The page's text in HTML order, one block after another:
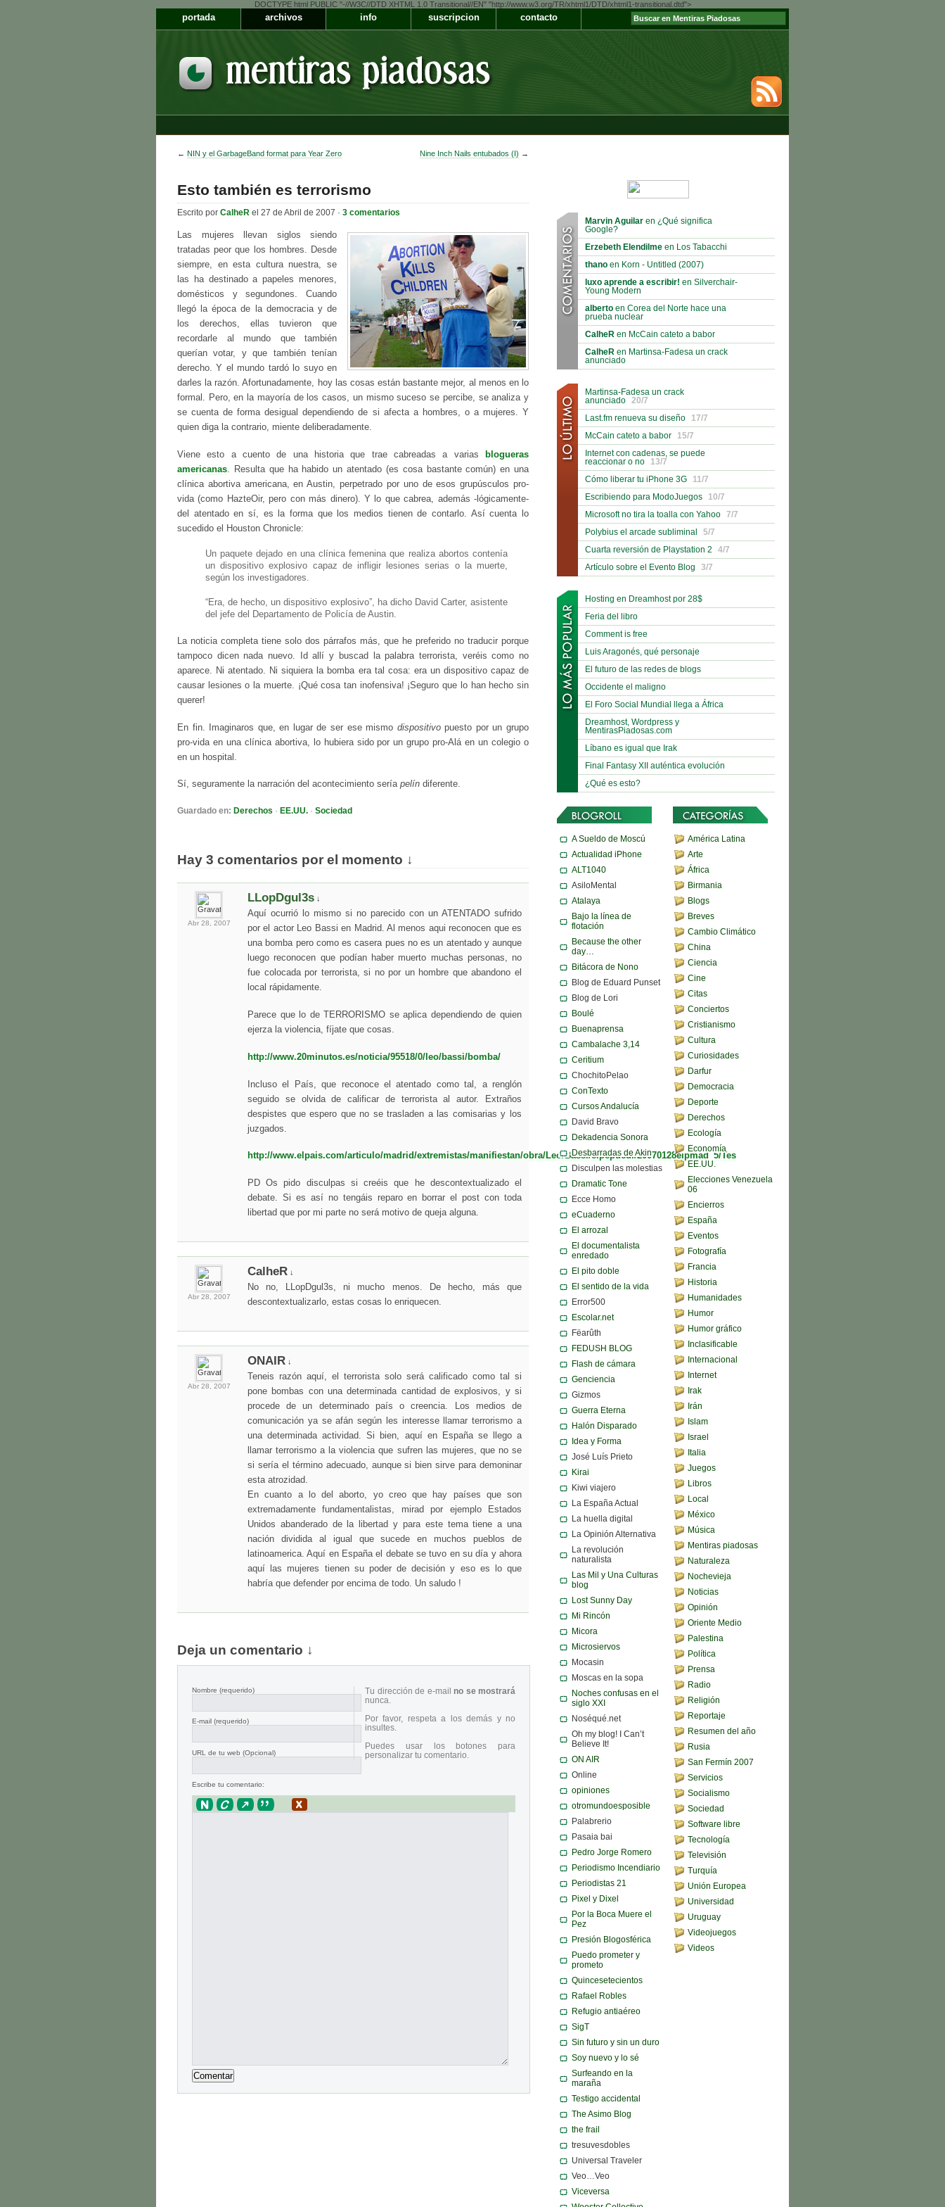
DOCTYPE html PUBLIC "-//W3C//DTD XHTML 1.0 Transitional//EN" "http://www.w3.org/TR/xhtml1/DTD/xhtml1-transitional.dtd">
portada archivos info suscripcion contacto
← NIN y el GarbageBand format para Year Zero Nine Inch Nails entubados (I) →
Esto también es terrorismo
Escrito por CalheR el 27 de Abril de 2007 · 3 comentarios
Las mujeres llevan siglos siendo
tratadas peor que los hombres. Desde
siempre, en esta cultura nuestra, se
las ha destinado a papeles menores,
domésticos y segundones. Cuando
llegó la época de la democracia y de
los derechos, ellas tuvieron que
recordarle al mundo que también
querían votar, y que también tenían
derecho. Y el mundo tardó lo suyo en
darles la razón. Afortunadamente, hoy las cosas están bastante mejor, al menos en lo
formal. Pero, en la mayoría de los casos, un mismo suceso se percibe, se analiza y
se cuenta de forma desigual dependiendo de si afecta a hombres, o a mujeres. Y
quien diga la contrario, miente deliberadamente.
Viene esto a cuento de una historia que trae cabreadas a varias
blogueras
americanas . Resulta que ha habido un atentado (es cosa bastante común) en una
clínica abortiva americana, en Austin, perpetrado por uno de esos grupúsculos pro-
vida (como HazteOir, pero con más dinero). Y lo que cabrea, además -lógicamente-
del atentado en sí, es la forma que los medios tienen de contarlo. Así cuenta lo
sucedido el Houston Chronicle:
Un paquete dejado en una clínica femenina que realiza abortos contenía
un dispositivo explosivo capaz de infligir lesiones serias o la muerte,
según los investigadores.
“Era, de hecho, un dispositivo explosivo”, ha dicho David Carter, asistente
del jefe del Departamento de Policía de Austin.
La noticia completa tiene solo dos párrafos más, que he preferido no traducir porque
tampoco dicen nada nuevo. Id allí y buscad la palabra terrorista, veréis como no
aparece. Ni atentado. Ni siquiera la bomba era tal cosa: era un dispositivo capaz de
causar lesiones o la muerte. ¡Qué cosa tan inofensiva! ¡Seguro que lo han hecho sin
querer!
En fin. Imaginaros que, en lugar de ser ese mismo dispositivopuesto por un grupo
pro-vida en una clínica abortiva, lo hubiera sido por un grupo pro-Alá en un colegio o
en un hospital.
Sí, seguramente la narración del acontecimiento sería pelín diferente.
Guardado en: Derechos · EE.UU. · Sociedad
Hay 3 comentarios por el momento ↓
Abr 28, 2007
LLopDgul3s ↓
Aquí ocurrió lo mismo si no parecido con un ATENTADO sufrido
por el actor Leo Bassi en Madrid. Al menos aqui reconocen que es
una bomba pero como es casera pues no es un atentado y aunque
luego reconocen que podían haber muerto muchas personas, no
fue colocada por terrorista, si no por un hombre que abandono el
local rápidamente.
Parece que lo de TERRORISMO se aplica dependiendo de quien
ejerza la violencia, fíjate que cosas.
http://www.20minutos.es/noticia/95518/0/leo/bassi/bomba/
Incluso el País, que reconoce el atentado como tal, a renglón
seguido se olvida de calificar de terrorista al autor. Extraños
despistes que espero que no se trasladen a las comisarias y los
juzgados.
http://www.elpais.com/articulo/madrid/extremistas/manifiestan/obra/Leo/Bassi/elpepucul/20070128elpmad_5/Tes
PD Os pido disculpas si creéis que he descontextualizado el
debate. Si es así no tengáis reparo en borrar el post con toda
libertad que por mi parte no será motivo de queja alguna.
Abr 28, 2007
CalheR ↓
No no, LLopDgul3s, ni mucho menos. De hecho, más que
descontextualizarlo, estas cosas lo enriquecen.
Abr 28, 2007
ONAIR ↓
Teneis razón aquí, el terrorista solo será calificado como tal si
pone bombas con una determinada cantidad de explosivos, y si
procede de un determinado país o creencia. Los medios de
comunicación ya se afán según les interesse llamar terrorismo a
una determinada actividad. Si bien, aquí en España se llego a
llamar terrorismo a la violencia que sufren las mujeres, que no se
si sería el término adecuado, aunque si bien sirve para demoninar
esta atrozidad.
En cuanto a lo del aborto, yo creo que hay países que son
extremadamente fundamentalistas, mirad por ejemplo Estados
Unidos abanderado de la libertad y para este tema tiene a una
nación dividida al igual que sucede en muchos pueblos de
latinoamerica. Aquí en España el debate se tuvo en su día y ahora
aquí las mujeres tienen su poder de decisión y eso es lo que
habría que defender por encima de todo. Un saludo !
Deja un comentario ↓
Nombre (requerido)
E-mail (requerido)
URL de tu web (Opcional)
Tu dirección de e-mail no se mostrará
nunca.
Por favor, respeta a los demás y no
insultes.
Puedes usar los botones para
personalizar tu comentario.
Escribe tu comentario:
Marvin Aguilar en ¿Qué significa
Google?
Erzebeth Elendilme en Los Tabacchi
thano en Korn - Untitled (2007)
luxo aprende a escribir! en Silverchair-
Young Modern
alberto en Corea del Norte hace una
prueba nuclear
CalheR en McCain cateto a babor
CalheR en Martinsa-Fadesa un crack
anunciado
Martinsa-Fadesa un crack
anunciado
20/7
Last.fm renueva su diseño
17/7
McCain cateto a babor
15/7
Internet con cadenas, se puede
reaccionar o no
13/7
Cómo liberar tu iPhone 3G
11/7
Escribiendo para ModoJuegos
10/7
Microsoft no tira la toalla con Yahoo
7/7
Polybius el arcade subliminal
5/7
Cuarta reversión de Playstation 2
4/7
Artículo sobre el Evento Blog
3/7
Hosting en Dreamhost por 28$
Feria del libro
Comment is free
Luis Aragonés, qué personaje
El futuro de las redes de blogs
Occidente el maligno
El Foro Social Mundial llega a África
Dreamhost, Wordpress y
MentirasPiadosas.com
Líbano es igual que Irak
Final Fantasy XII auténtica evolución
¿Qué es esto?
A Sueldo de Moscú
Actualidad iPhone
ALT1040
AsiloMental
Atalaya
Bajo la línea de
flotación
Because the other
day…
Bitácora de Nono
Blog de Eduard Punset
Blog de Lori
Boulé
Buenaprensa
Cambalache 3,14
Ceritium
ChochitoPelao
ConTexto
Cursos Andalucía
David Bravo
Dekadencia Sonora
Desbarradas de Akin
Disculpen las molestias
Dramatic Tone
Ecce Homo
eCuaderno
El arrozal
El documentalista
enredado
El pito doble
El sentido de la vida
Error500
Escolar.net
Fëarûth
FEDUSH BLOG
Flash de cámara
Genciencia
Gizmos
Guerra Eterna
Halón Disparado
Idea y Forma
José Luís Prieto
Kirai
Kiwi viajero
La España Actual
La huella digital
La Opinión Alternativa
La revolución
naturalista
Las Mil y Una Culturas
blog
Lost Sunny Day
Mi Rincón
Micora
Microsiervos
Mocasin
Moscas en la sopa
Noches confusas en el
siglo XXI
Noséqué.net
Oh my blog! I Can’t
Believe It!
ON AIR
Online
opiniones
otromundoesposible
Palabrerio
Pasaia bai
Pedro Jorge Romero
Periodismo Incendiario
Periodistas 21
Pixel y Dixel
Por la Boca Muere el
Pez
Presión Blogosférica
Puedo prometer y
prometo
Quincesetecientos
Rafael Robles
Refugio antiaéreo
SigT
Sin futuro y sin un duro
Soy nuevo y lo sé
Surfeando en la
maraña
Testigo accidental
The Asimo Blog
the frail
tresuvesdobles
Universal Traveler
Veo…Veo
Viceversa
América Latina
Arte
África
Birmania
Blogs
Breves
Cambio Climático
China
Ciencia
Cine
Citas
Conciertos
Cristianismo
Cultura
Curiosidades
Darfur
Democracia
Deporte
Derechos
Ecología
Economía
EE.UU.
Elecciones Venezuela
06
Encierros
España
Eventos
Fotografía
Francia
Historia
Humanidades
Humor
Humor gráfico
Inclasificable
Internacional
Internet
Irak
Irán
Islam
Israel
Italia
Juegos
Libros
Local
México
Música
Mentiras piadosas
Naturaleza
Nochevieja
Noticias
Opinión
Oriente Medio
Palestina
Política
Prensa
Radio
Religión
Reportaje
Resumen del año
Rusia
San Fermín 2007
Servicios
Socialismo
Sociedad
Software libre
Tecnología
Televisión
Turquía
Unión Europea
Universidad
Uruguay
Videojuegos
Videos